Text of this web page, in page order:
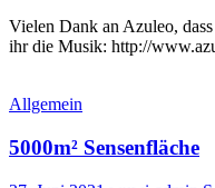
Vielen Dank an Azuleo,
ihr die Musik: http://
Allgemein
5000m² Sensenfläche